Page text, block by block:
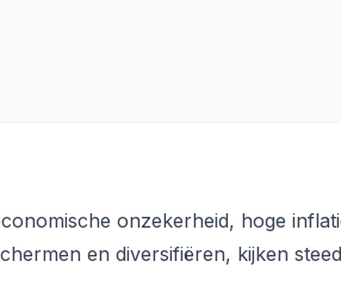
onzekerheid, hoge
en diversifiëren, kijken